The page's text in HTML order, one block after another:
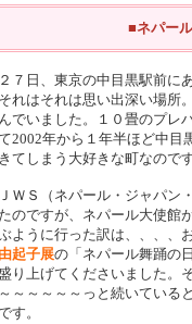
■ネパー
７日、東京の中目黒駅前に
れはそれは思い出深い場所
でいました。１０畳のプレ
2002年から１年半ほど中
てしまう大好きな町なのです
ＷＳ（ネパール・ジャパン
のですが、ネパール大使館
ように行った訳は、、、、
起子展の「ネパール舞踊の
り上げてくださいました。
～～～～～っと続いている
す。